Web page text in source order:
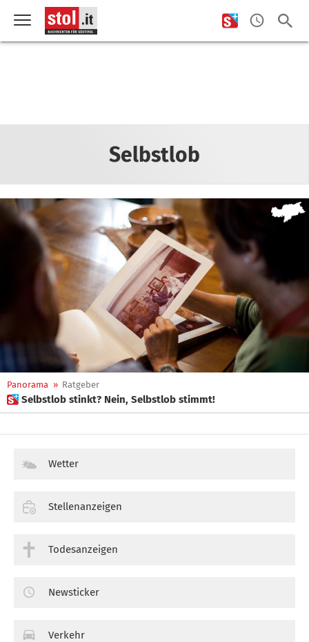
Selbstlob
Panorama » Ratgeber
 Selbstlob stinkt? Nein, Selbstlob stimmt!
Wetter
Stellenanzeigen
Todesanzeigen
Newsticker
Verkehr